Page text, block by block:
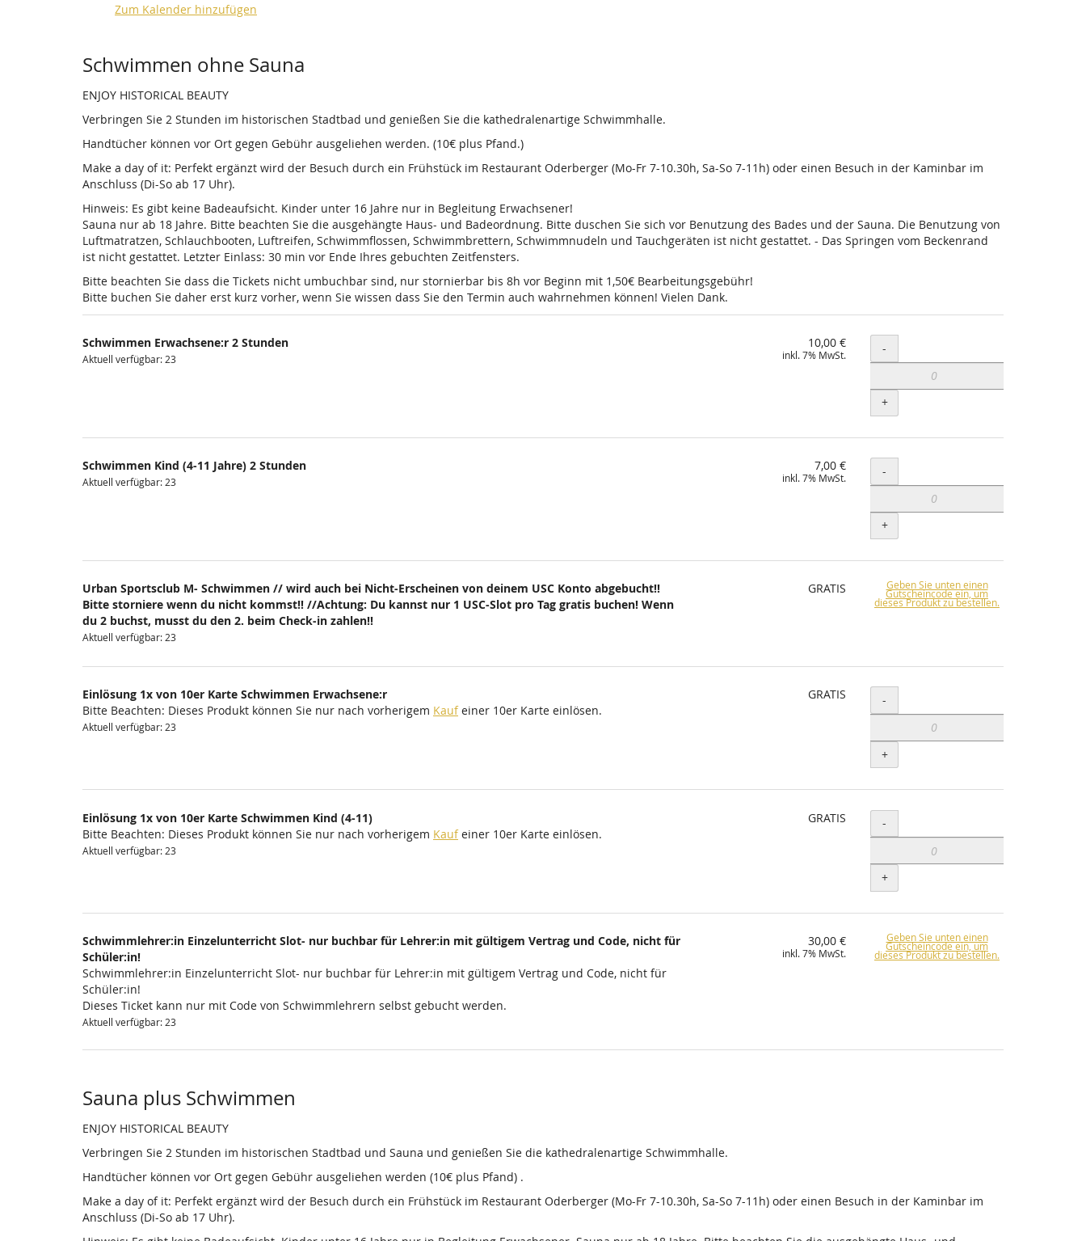
Zum Kalender hinzufügen
Produkte
Schwimmen ohne Sauna
ENJOY HISTORICAL BEAUTY
Verbringen Sie 2 Stunden im historischen Stadtbad und genießen Sie die kathedralenartige Schwimmhalle.
Handtücher können vor Ort gegen Gebühr ausgeliehen werden. (10€ plus Pfand.)
Make a day of it: Perfekt ergänzt wird der Besuch durch ein Frühstück im Restaurant Oderberger (Mo-Fr 7-10.30h, Sa-So 7-11h) oder einen Besuch in der Kaminbar im
Anschluss (Di-So ab 17 Uhr).
Hinweis: Es gibt keine Badeaufsicht. Kinder unter 16 Jahre nur in Begleitung Erwachsener!
Sauna nur ab 18 Jahre. Bitte beachten Sie die ausgehängte Haus- und Badeordnung. Bitte duschen Sie sich vor Benutzung des Bades und der Sauna. Die Benutzung von
Luftmatratzen, Schlauchbooten, Luftreifen, Schwimmflossen, Schwimmbrettern, Schwimmnudeln und Tauchgeräten ist nicht gestattet. - Das Springen vom Beckenrand
ist nicht gestattet. Letzter Einlass: 30 min vor Ende Ihres gebuchten Zeitfensters.
Bitte beachten Sie dass die Tickets nicht umbuchbar sind, nur stornierbar bis 8h vor Beginn mit 1,50€ Bearbeitungsgebühr!
Bitte buchen Sie daher erst kurz vorher, wenn Sie wissen dass Sie den Termin auch wahrnehmen können! Vielen Dank.
Schwimmen Erwachsene:r 2 Stunden
Aktuell verfügbar: 23
10,00 €
inkl. 7% MwSt. Menge
-
+
Schwimmen Kind (4-11 Jahre) 2 Stunden
Aktuell verfügbar: 23
7,00 €
inkl. 7% MwSt. Menge
-
+
Urban Sportsclub M- Schwimmen // wird auch bei Nicht-Erscheinen von deinem USC Konto abgebucht!!
Bitte storniere wenn du nicht kommst!! //Achtung: Du kannst nur 1 USC-Slot pro Tag gratis buchen! Wenn
du 2 buchst, musst du den 2. beim Check-in zahlen!!
Aktuell verfügbar: 23
GRATIS Geben Sie unten einen
Gutscheincode ein, um
dieses Produkt zu bestellen.
Einlösung 1x von 10er Karte Schwimmen Erwachsene:r
Bitte Beachten: Dieses Produkt können Sie nur nach vorherigem Kaufeiner 10er Karte einlösen.
Aktuell verfügbar: 23
GRATIS Menge
-
+
Einlösung 1x von 10er Karte Schwimmen Kind (4-11)
Bitte Beachten: Dieses Produkt können Sie nur nach vorherigem Kaufeiner 10er Karte einlösen.
Aktuell verfügbar: 23
GRATIS Menge
-
+
Schwimmlehrer:in Einzelunterricht Slot- nur buchbar für Lehrer:in mit gültigem Vertrag und Code, nicht für
Schüler:in!
Schwimmlehrer:in Einzelunterricht Slot- nur buchbar für Lehrer:in mit gültigem Vertrag und Code, nicht für
Schüler:in!
Dieses Ticket kann nur mit Code von Schwimmlehrern selbst gebucht werden.
Aktuell verfügbar: 23
30,00 €
inkl. 7% MwSt.
Geben Sie unten einen
Gutscheincode ein, um
dieses Produkt zu bestellen.
Sauna plus Schwimmen
ENJOY HISTORICAL BEAUTY
Verbringen Sie 2 Stunden im historischen Stadtbad und Sauna und genießen Sie die kathedralenartige Schwimmhalle.
Handtücher können vor Ort gegen Gebühr ausgeliehen werden (10€ plus Pfand) .
Make a day of it: Perfekt ergänzt wird der Besuch durch ein Frühstück im Restaurant Oderberger (Mo-Fr 7-10.30h, Sa-So 7-11h) oder einen Besuch in der Kaminbar im
Anschluss (Di-So ab 17 Uhr).